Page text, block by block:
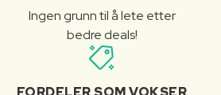
Ingen grunn til å lete etter
bedre deals!